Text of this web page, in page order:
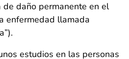
de daño permanente en el
enfermedad llamada
estudios en las personas